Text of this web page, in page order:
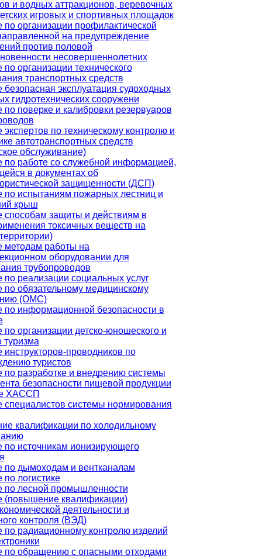
и водных аттракционов, веревочных
игровых и спортивных площадок
по организации профилактической
на предупреждение
против половой
несовершеннолетних
организации технического
транспортных средств
безопасная эксплуатация судоходных
гидротехнических сооружени
по поверке и калибровки резервуаров
по техническому контролю и
автотранспортных средств
обслуживание)
по работе со служебной информацией,
в документах об
защищенности (ДСП)
по испытаниям пожарных лестниц и
крыш
способам защиты и действиям в
токсичных веществ на
методам работы на
оборудовании для
трубопроводов
по реализации социальных услуг
по обязательному медицинскому
(ОМС)
по информационной безопасности в
по организации детско-юношеского и
туризма
инструкторов-проводников по
туристов
по разработке и внедрению системы
безопасности пищевой продукции
ХАССП
специалистов системы нормирования
квалификации по холодильному
по источникам ионизирующего
по дымоходам и вентканалам
логистике
по лесной промышленности
(повышение квалификации)
деятельности и
контроля (ВЭД)
по радиационному контролю изделий
по обращению с опасными отходами